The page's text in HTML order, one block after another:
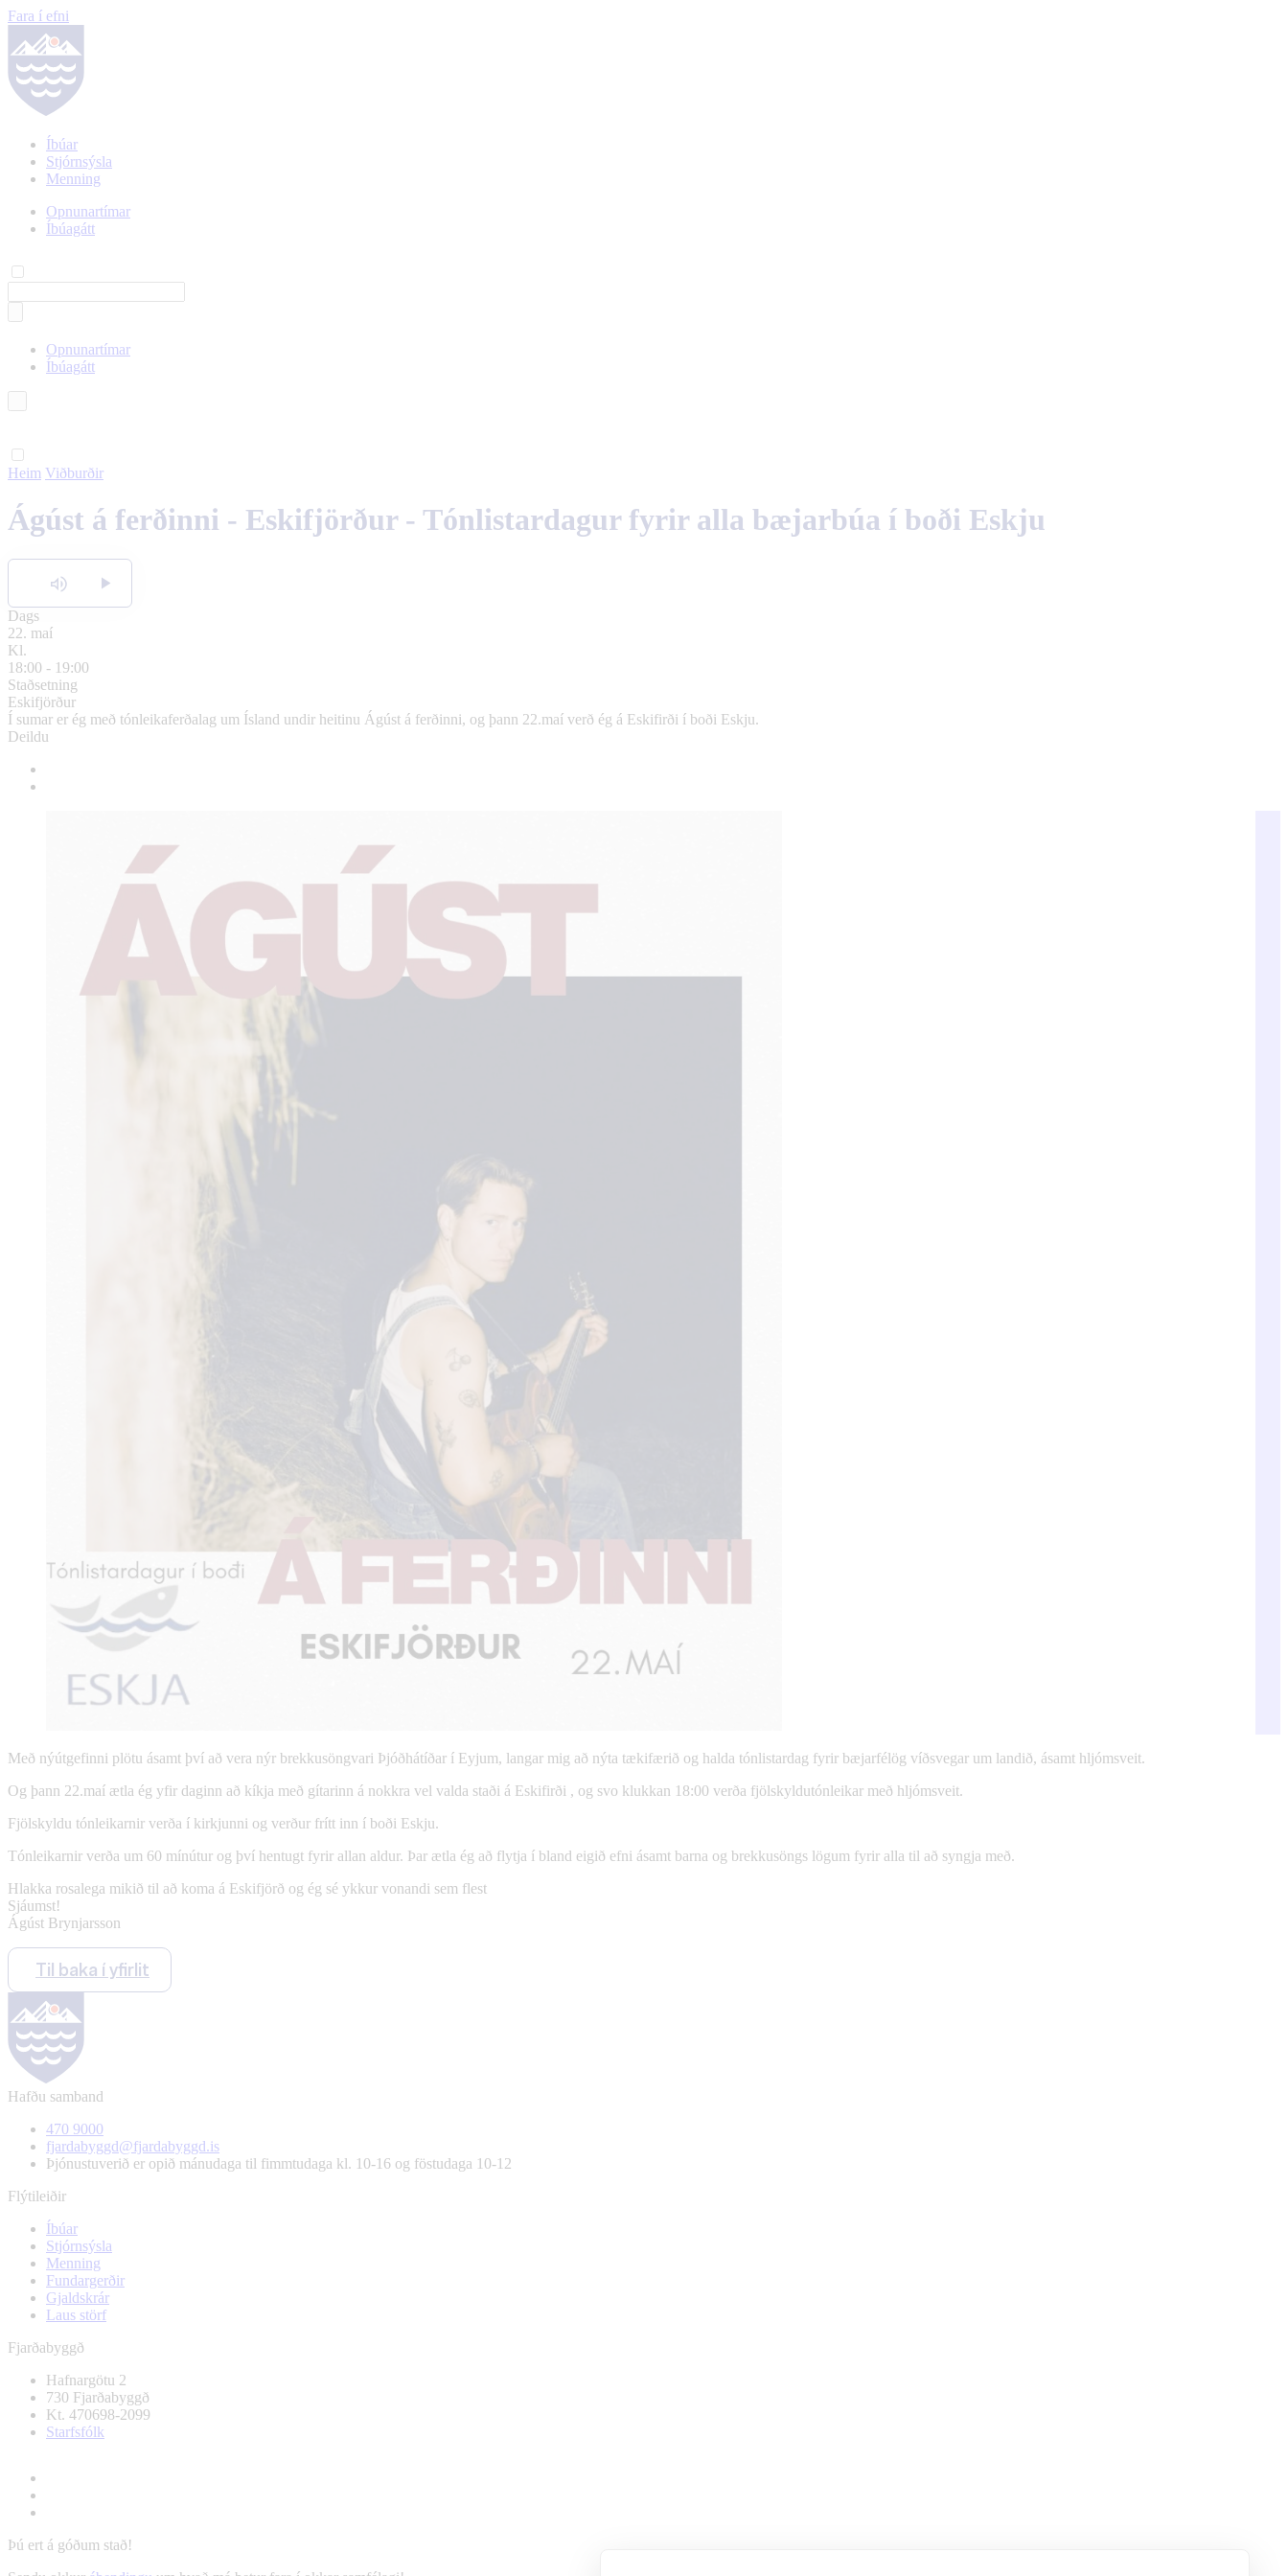
Fara í efni
Íbúar
Stjórnsýsla
Menning
Opnunartímar
Íbúagátt
Opnunartímar
Íbúagátt
Heim Viðburðir
Ágúst á ferðinni - Eskifjörður - Tónlistardagur fyrir alla bæjarbúa í boði Eskju
Hlusta
Dags
22. maí
Kl.
18:00 - 19:00
Staðsetning
Eskifjörður
Í sumar er ég með tónleikaferðalag um Ísland undir heitinu Ágúst á ferðinni, og þann 22.maí verð ég á Eskifirði í boði Eskju.
Deildu
Með nýútgefinni plötu ásamt því að vera nýr brekkusöngvari Þjóðhátíðar í Eyjum, langar mig að nýta tækifærið og halda tónlistardag fyrir bæjarfélög víðsvegar um landið, ásamt hljómsveit.
Og þann 22.maí ætla ég yfir daginn að kíkja með gítarinn á nokkra vel valda staði á Eskifirði , og svo klukkan 18:00 verða fjölskyldutónleikar með hljómsveit.
Fjölskyldu tónleikarnir verða í kirkjunni og verður frítt inn í boði Eskju.
Tónleikarnir verða um 60 mínútur og því hentugt fyrir allan aldur. Þar ætla ég að flytja í bland eigið efni ásamt barna og brekkusöngs lögum fyrir alla til að syngja með.
Hlakka rosalega mikið til að koma á Eskifjörð og ég sé ykkur vonandi sem flest
Sjáumst!
Ágúst Brynjarsson
Til baka í yfirlit
Hafðu samband
470 9000
fjardabyggd@fjardabyggd.is
Þjónustuverið er opið mánudaga til fimmtudaga kl. 10-16 og föstudaga 10-12
Flýtileiðir
Íbúar
Stjórnsýsla
Menning
Fundargerðir
Gjaldskrár
Laus störf
Fjarðabyggð
Hafnargötu 2
730 Fjarðabyggð
Kt. 470698-2099
Starfsfólk
Þú ert á góðum stað!